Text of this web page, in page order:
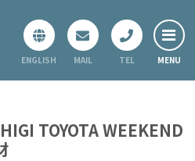
ENGLISH MAIL TEL
TOYOTA WEEKEND